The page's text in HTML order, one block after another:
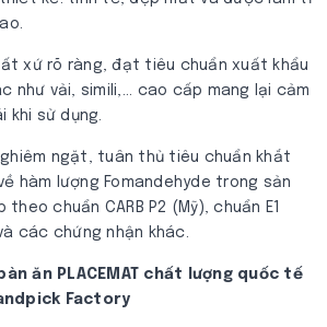
xứ rõ ràng, đạt tiêu chuẩn xuất khẩu
như vải, simili,... cao cấp mang lại cảm
khi sử dụng.
ngặt, tuân thủ tiêu chuẩn khắt
hàm lượng Fomandehyde trong sản
chuẩn CARB P2​ (Mỹ), chuẩn E1
các chứng nhận khác.
ăn PLACEMAT chất lượng quốc tế
Factory